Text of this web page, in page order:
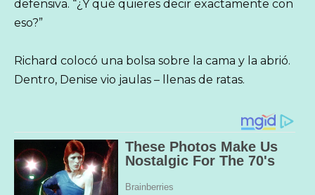
defensiva. “¿Y qué quieres decir exactamente con
eso?”
Richard colocó una bolsa sobre la cama y la abrió.
Dentro, Denise vio jaulas – llenas de ratas.